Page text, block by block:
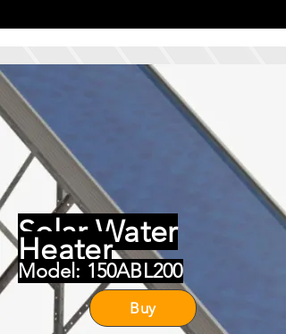
Solar Water
Heater
Model: 150ABL200
Buy